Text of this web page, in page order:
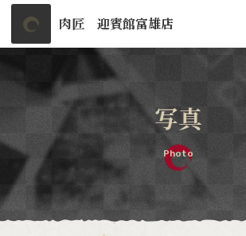
肉匠 迎賓館富雄店
写真
Photo